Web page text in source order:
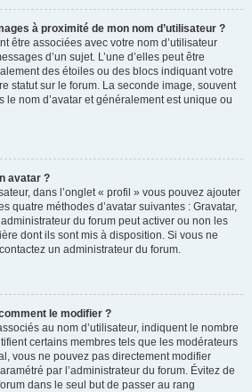
à proximité de mon nom d’utilisateur ?
être associées avec votre nom d’utilisateur
d’un sujet. L’une d’elles peut être
des étoiles ou des blocs indiquant votre
statut sur le forum. La seconde image, souvent
le nom d’avatar et généralement est unique ou
avatar ?
dans l’onglet « profil » vous pouvez ajouter
quatre méthodes d’avatar suivantes : Gravatar,
du forum peut activer ou non les
dont ils sont mis à disposition. Si vous ne
un administrateur du forum.
le modifier ?
au nom d’utilisateur, indiquent le nombre
certains membres tels que les modérateurs
vous ne pouvez pas directement modifier
par l’administrateur du forum. Évitez de
dans le seul but de passer au rang